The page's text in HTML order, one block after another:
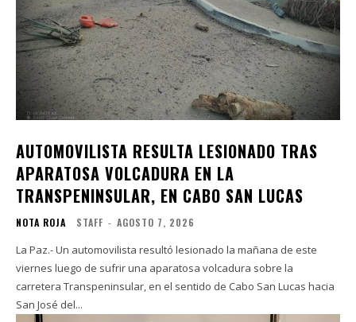
AUTOMOVILISTA RESULTA LESIONADO TRAS
APARATOSA VOLCADURA EN LA
TRANSPENINSULAR, EN CABO SAN LUCAS
NOTA ROJA STAFF - AGOSTO 7, 2026
La Paz.- Un automovilista resultó lesionado la mañana de este
viernes luego de sufrir una aparatosa volcadura sobre la
carretera Transpeninsular, en el sentido de Cabo San Lucas hacia
San José del...